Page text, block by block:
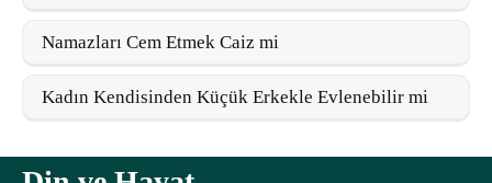
Namazları Cem Etmek Caiz mi
Kadın Kendisinden Küçük Erkekle Evlenebilir mi